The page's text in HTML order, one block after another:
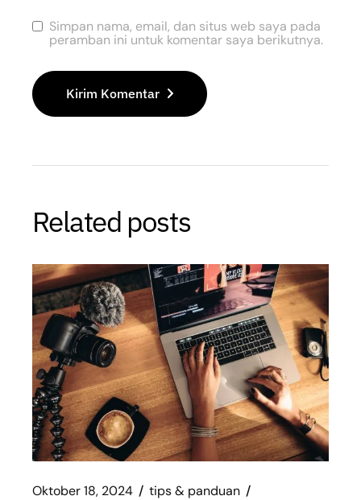
Simpan nama, email, dan situs web saya pada
peramban ini untuk komentar saya berikutnya.
Kirim Komentar
Related posts
Oktober 18, 2024
tips & panduan